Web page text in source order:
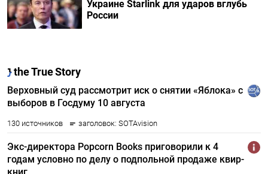
Украине Starlink для ударов вглубь
России